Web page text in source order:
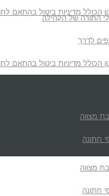
הכולל מדיניות ביטול בהתאם
מצווה
חתונה
התורה של הקהילה
לדרך
הכולל מדיניות ביטול בהתאם
מצווה
חתונה